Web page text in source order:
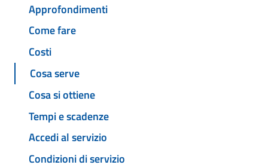
Approfondimenti
Come fare
Costi
Cosa serve
Cosa si ottiene
Tempi e scadenze
Accedi al servizio
Condizioni di servizio